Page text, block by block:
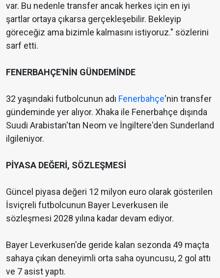
var. Bu nedenle transfer ancak herkes için en iyi
şartlar ortaya çıkarsa gerçekleşebilir. Bekleyip
göreceğiz ama bizimle kalmasını istiyoruz." sözlerini
sarf etti.
FENERBAHÇE'NİN GÜNDEMİNDE
32 yaşındaki futbolcunun adı Fenerbahçe'nin transfer
gündeminde yer alıyor. Xhaka ile Fenerbahçe dışında
Suudi Arabistan'tan Neom ve İngiltere'den Sunderland
ilgileniyor.
PİYASA DEĞERİ, SÖZLEŞMESİ
Güncel piyasa değeri 12 milyon euro olarak gösterilen
İsviçreli futbolcunun Bayer Leverkusen ile
sözleşmesi 2028 yılına kadar devam ediyor.
Bayer Leverkusen'de geride kalan sezonda 49 maçta
sahaya çıkan deneyimli orta saha oyuncusu, 2 gol attı
ve 7 asist yaptı.